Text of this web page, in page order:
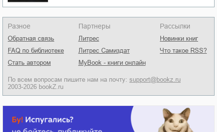
Разное
Обратная связь
FAQ по библиотеке
Стать автором
Партнеры
Литрес
Литрес Самиздат
MyBook - книги онлайн
Рассылки
Новинки книг
Что такое RSS?
По всем вопросам пишите нам на почту: support@bookz.ru
2003-2026 bookZ.ru